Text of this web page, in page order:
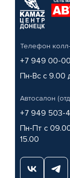
Телефон
+7 949 00-
Пн-Вс с 9.00
Автосалон
+7 949 503-
Пн-Пт с
15.00